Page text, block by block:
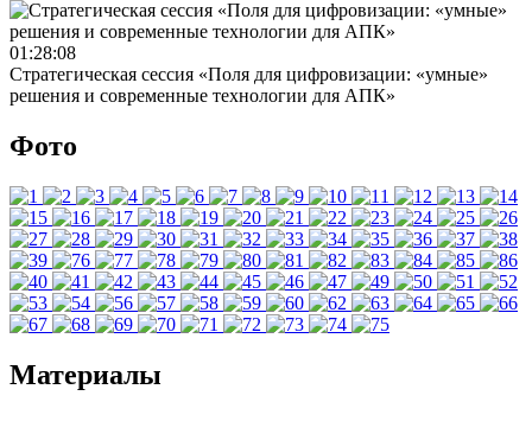
01:28:08
Стратегическая сессия «Поля для цифровизации: «умные»
решения и современные технологии для АПК»
Фото
Материалы